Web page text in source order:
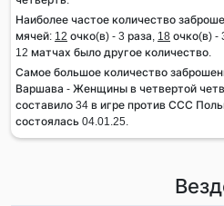
Наиболее частое количество
мячей: 12 очко(в) - 3 раза, 18 очко(в) -
12 матчах было другое количество.
Самое большое количество
Варшава - Женщины в четвертой
составило 34 в игре против ССС
состоялась 04.01.25.